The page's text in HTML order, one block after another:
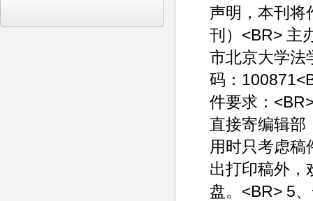
声明，本刊将
刊）<BR> 主
市北京大学法
码：
件要求：
直接寄编辑部
用时只考虑稿
出打印稿外，
盘。<BR> 5